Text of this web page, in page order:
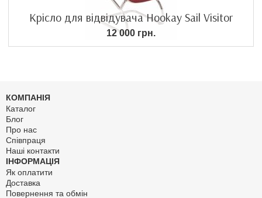
Крісло для відвідувача Hookay Sail Visitor
12 000 грн.
КОМПАНІЯ
Каталог
Блог
Про нас
Співпраця
Наші контакти
ІНФОРМАЦІЯ
Як оплатити
Доставка
Повернення та обмін